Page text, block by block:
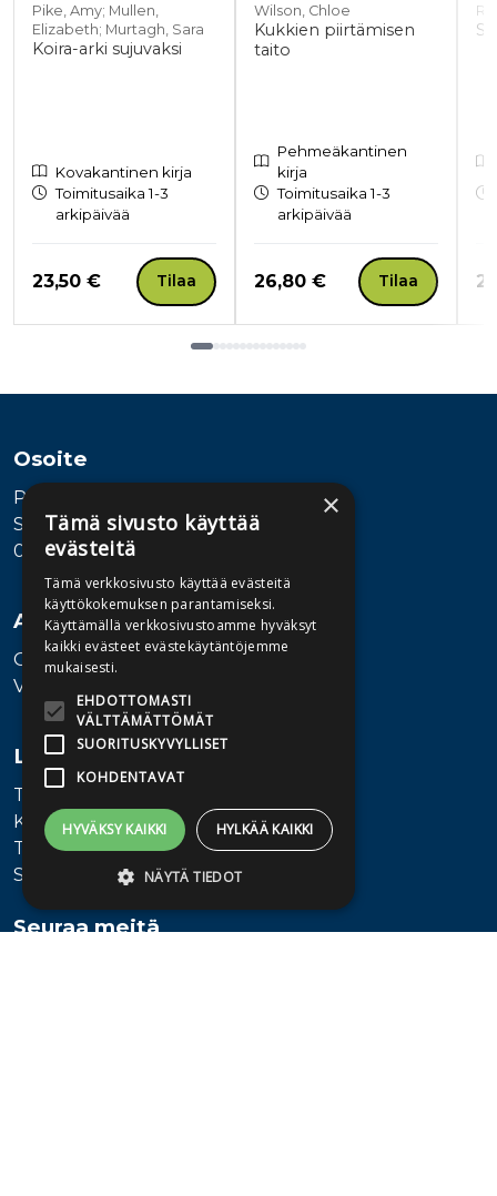
Pike, Amy; Mullen,
Elizabeth; Murtagh, Sara
Koira-arki sujuvaksi
Kovakantinen kirja
Toimitusaika 1-3
arkipäivää
Hinta nyt
23,50 € Tilaa
Wilson, Chloe
Kukkien piirtämisen
taito
Pehmeäkantinen
kirja
Toimitusaika 1-3
arkipäivää
Hinta nyt
26,80 € Tilaa
Osoite
Publiva Oy
Sörnäistenkatu 1
00580 Helsinki
Asiakaspalvelu
Ota yhteyttä
Vaihde: 010 345100
Lisätietoa
Toimitusehdot
Käyttöohjeet
Tietosuojaseloste
Saavutettavuusseloste
Seuraa meitä
×
Tämä sivusto käyttää
evästeitä
Tämä verkkosivusto käyttää evästeitä
käyttökokemuksen parantamiseksi.
Käyttämällä verkkosivustoamme hyväksyt
kaikki evästeet evästekäytäntöjemme
mukaisesti.
EHDOTTOMASTI
VÄLTTÄMÄTTÖMÄT
SUORITUSKYVYLLISET
KOHDENTAVAT
HYVÄKSY KAIKKI HYLKÄÄ KAIKKI
NÄYTÄ TIEDOT